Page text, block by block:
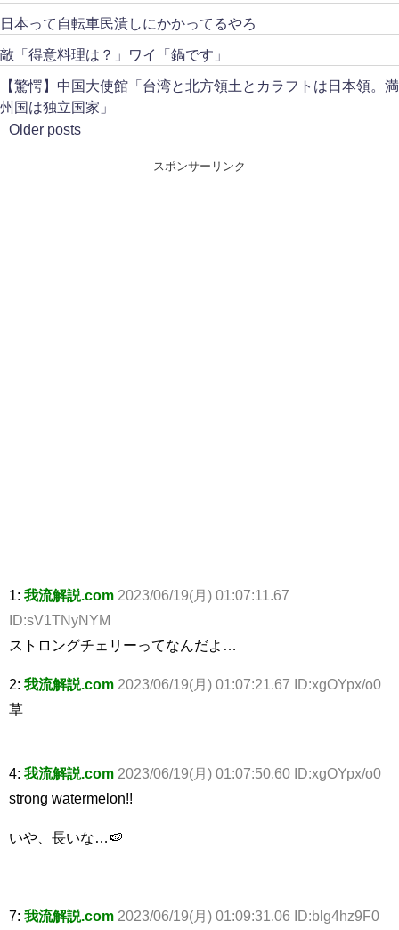
日本って自転車民潰しにかかってるやろ
敵「得意料理は？」ワイ「鍋です」
【驚愕】中国大使館「台湾と北方領土とカラフトは日本領。満
州国は独立国家」
Older posts
スポンサーリンク
1: 我流解説.com 2023/06/19(月) 01:07:11.67
ID:sV1TNyNYM
ストロングチェリーってなんだよ…
2: 我流解説.com 2023/06/19(月) 01:07:21.67 ID:xgOYpx/o0
草
4: 我流解説.com 2023/06/19(月) 01:07:50.60 ID:xgOYpx/o0
strong watermelon!!
いや、長いな…🍉
7: 我流解説.com 2023/06/19(月) 01:09:31.06 ID:blg4hz9F0